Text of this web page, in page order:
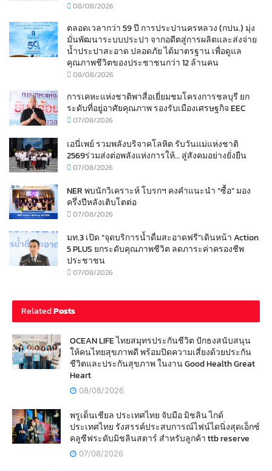
08/08/2026
ตลอดเวลากว่า 59 ปี การประปานครหลวง (กปน.) มุ่ง
มั่นพัฒนาระบบประปา จากอดีตสู่การผลิตและส่งจ่าย
น้ำประปาสะอาด ปลอดภัย ได้มาตรฐาน เพื่อดูแล
คุณภาพชีวิตของประชาชนกว่า 12 ล้านคน
08/08/2026
การเคหะแห่งชาติพาสื่อเยี่ยมชมโครงการชลบุรี ยก
ระดับที่อยู่อาศัยคุณภาพ รองรับเมืองเศรษฐกิจ EEC
07/08/2026
เอนี่เพย์ รวมพลังบริจาคโลหิต รับวันแม่แห่งชาติ
2569ร่วมส่งต่อพลังแห่งการให้… สู่สังคมอย่างยั่งยืน
07/08/2026
NER พบนักวิเคราะห์ โบรกฯ คงคำแนะนำ “ซื้อ” มอง
ครึ่งปีหลังเติบโตต่อ
07/08/2026
มท.3 เปิด “จุดบริการน้ำดื่มสะอาดฟรี”เดินหน้า Action
5 PLUS ยกระดับคุณภาพชีวิต ลดภาระค่าครองชีพ
ประชาชน
07/08/2026
RelatedPosts
OCEAN LIFE ไทยสมุทรประกันชีวิต ปักธงสนับสนุน
ให้คนไทยสุขภาพดี พร้อมปิดความเสี่ยงด้วยประกัน
ชีวิตและประกันสุขภาพ ในงาน Good Health Great
Heart
08/08/2026
พรูเด็นเชียล ประเทศไทย จับมือ มิชลิน ไกด์
ประเทศไทย รังสรรค์ประสบการณ์ไฟน์ไดนิ่งสุดเอ็กซ์
คลูซีฟระดับมิชลินสตาร์ สำหรับลูกค้า ttb reserve
07/08/2026